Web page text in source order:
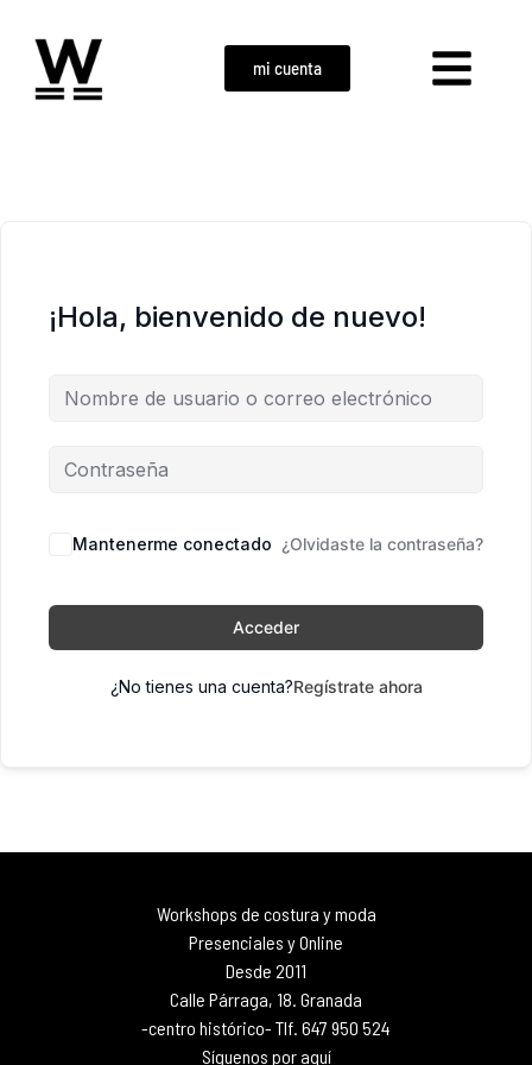
mi cuenta
¡Hola, bienvenido de nuevo!
Mantenerme conectado ¿Olvidaste la contraseña?
Acceder
¿No tienes una cuenta?Regístrate ahora
Workshops de costura y moda
Presenciales y Online
Desde 2011
Calle Párraga, 18. Granada
-centro histórico- Tlf. 647 950 524
Síguenos por aquí